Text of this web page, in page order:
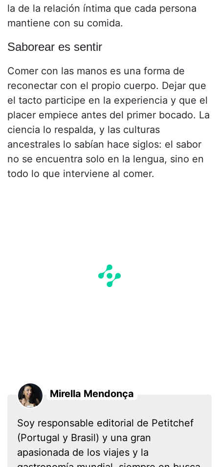
la de la relación íntima que cada persona
mantiene con su comida.
Saborear es sentir
Comer con las manos es una forma de
reconectar con el propio cuerpo. Dejar que
el tacto participe en la experiencia y que el
placer empiece antes del primer bocado. La
ciencia lo respalda, y las culturas
ancestrales lo sabían hace siglos: el sabor
no se encuentra solo en la lengua, sino en
todo lo que interviene al comer.
Mirella Mendonça
Soy responsable editorial de Petitchef
(Portugal y Brasil) y una gran
apasionada de los viajes y la